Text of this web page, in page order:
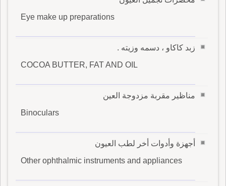
Eye make up preparations
زبد كاكاو ، دسمه وزيته .
COCOA BUTTER, FAT AND OIL
مناظير مقربة مزدوجة العين
Binoculars
أجهزة وأدوات أخر لطب العيون
Other ophthalmic instruments and appliances